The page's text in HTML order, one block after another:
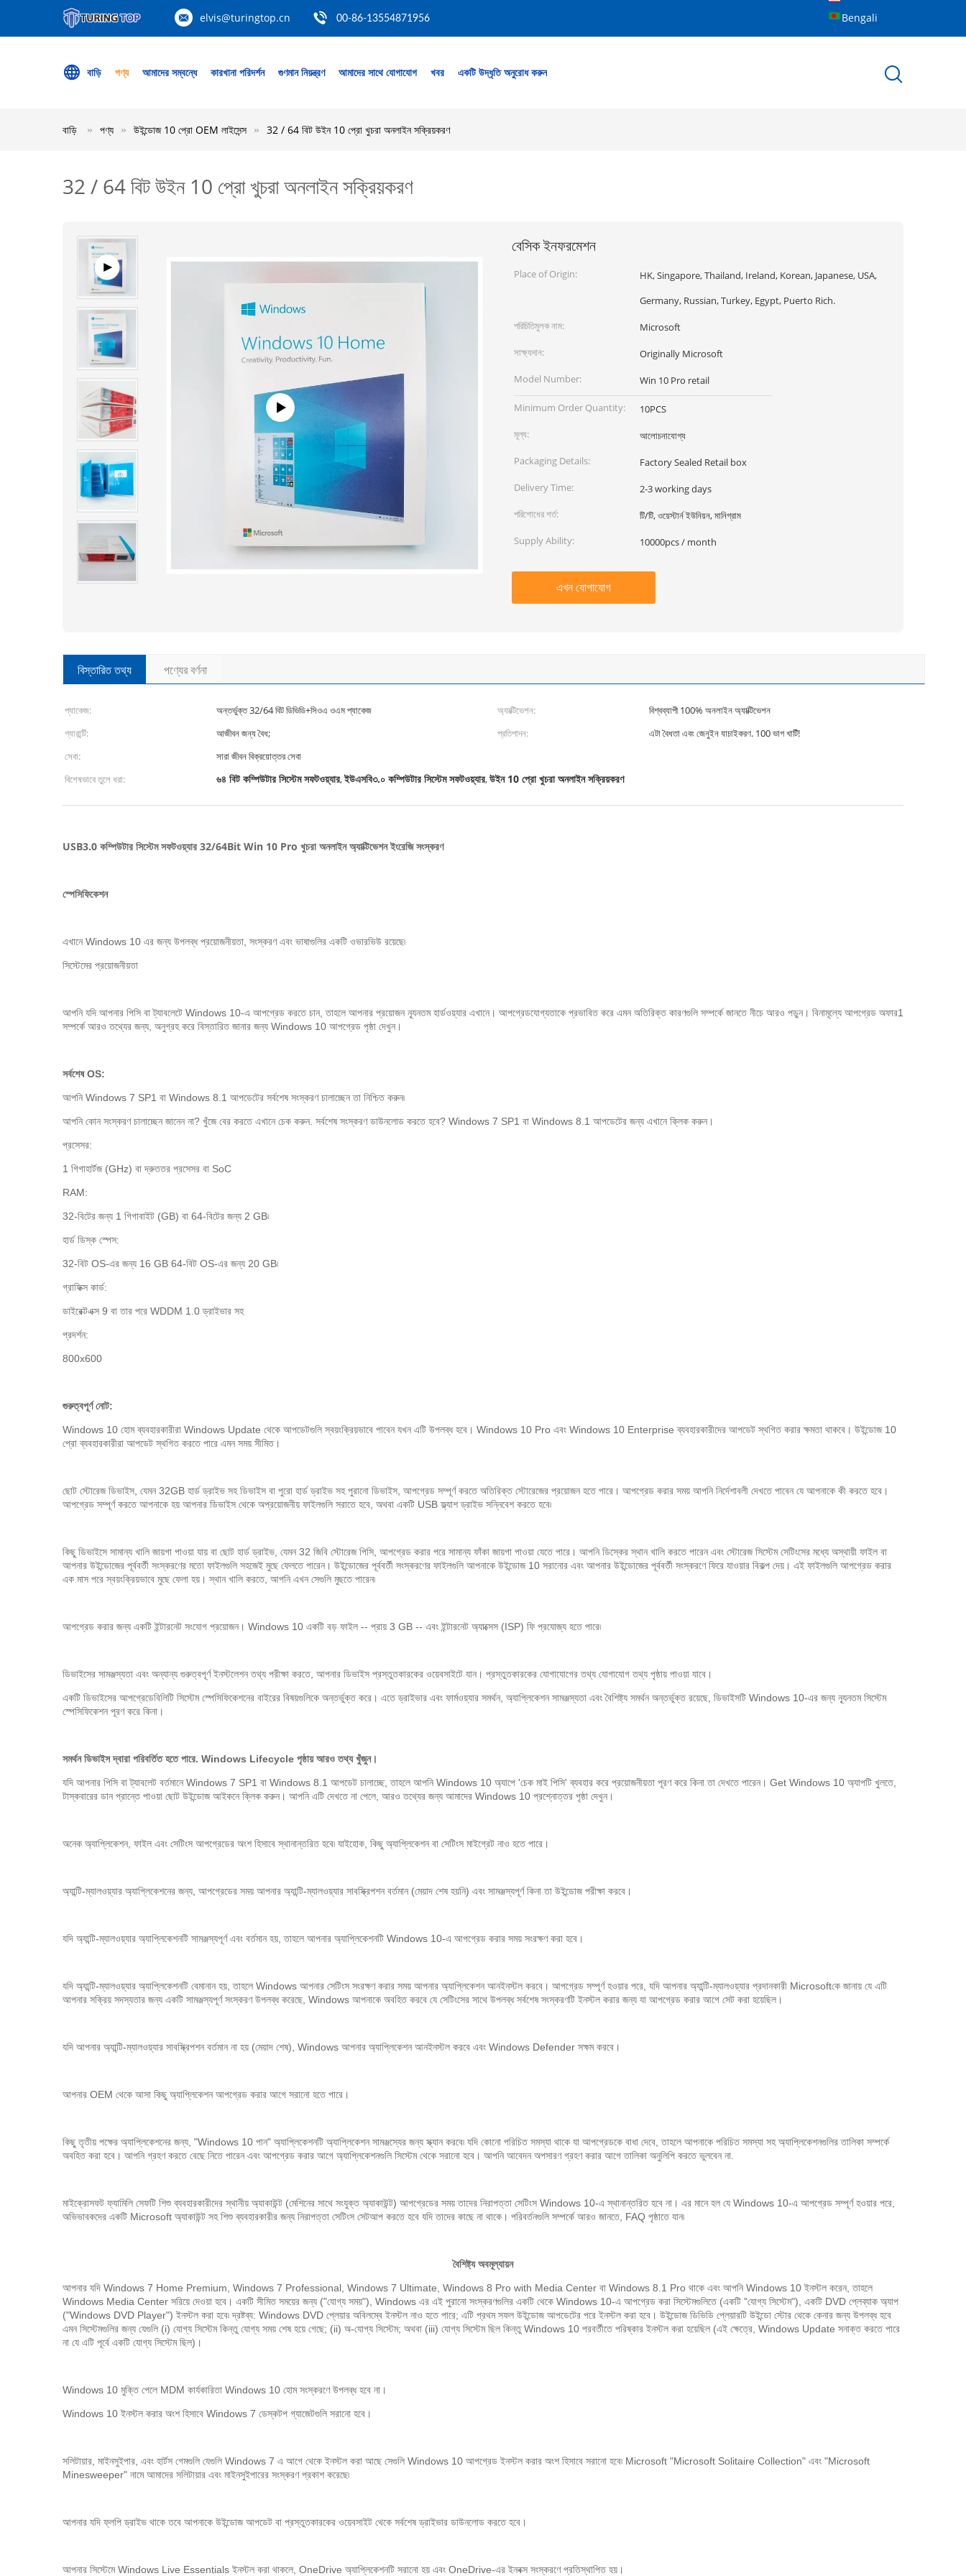
elvis@turingtop.cn 00-86-13554871956 Bengali
বাড়ি পণ্য আমাদের সম্বন্ধে কারখানা পরিদর্শন গুণমান নিয়ন্ত্রণ আমাদের সাথে যোগাযোগ খবর একটি উদ্ধৃতি অনুরোধ করুন
বাড়ি পণ্য উইন্ডোজ 10 প্রো OEM লাইসেন্স 32 / 64 বিট উইন 10 প্রো খুচরা অনলাইন সক্রিয়করণ
32 / 64 বিট উইন 10 প্রো খুচরা অনলাইন সক্রিয়করণ
বেসিক ইনফরমেশন
Place of Origin:
HK, Singapore, Thailand, Ireland, Korean, Japanese, USA,
Germany, Russian, Turkey, Egypt, Puerto Rich.
পরিচিতিমুলক নাম:
Microsoft
সাক্ষ্যদান:
Originally Microsoft
Model Number:
Win 10 Pro retail
Minimum Order Quantity:
10PCS
মূল্য:
আলোচনাযোগ্য
Packaging Details:
Factory Sealed Retail box
Delivery Time:
2-3 working days
পরিশোধের শর্ত:
টি/টি, ওয়েস্টার্ন ইউনিয়ন, মানিগ্রাম
Supply Ability:
10000pcs / month
এখন যোগাযোগ
বিস্তারিত তথ্য পণ্যের বর্ণনা
প্যাকেজ: অন্তর্ভুক্ত 32/64 বিট ডিভিডি+সিওএ ওএম প্যাকেজ অ্যাক্টিভেশন:
বিশ্বব্যাপী 100% অনলাইন অ্যাক্টিভেশন
গ্যারান্টি:
আজীবন জন্য বৈধ; প্রতিপাদন:
এটা বৈধতা এবং জেনুইন যাচাইকরণ. 100 ভাগ খাটিঁ!
সেবা:
সারা জীবন বিক্রয়োত্তর সেবা
বিশেষভাবে তুলে ধরা:
৬৪ বিট কম্পিউটার সিস্টেম সফটওয়্যার,ইউএসবি৩.০ কম্পিউটার সিস্টেম সফটওয়্যার,উইন 10 প্রো খুচরা অনলাইন সক্রিয়করণ
USB3.0 কম্পিউটার সিস্টেম সফটওয়্যার 32/64Bit Win 10 Pro খুচরা অনলাইন অ্যাক্টিভেশন ইংরেজি সংস্করণ
স্পেসিফিকেশন
এখানে Windows 10 এর জন্য উপলব্ধ প্রয়োজনীয়তা, সংস্করণ এবং ভাষাগুলির একটি ওভারভিউ রয়েছে৷
সিস্টেমের প্রয়োজনীয়তা
আপনি যদি আপনার পিসি বা ট্যাবলেটে Windows 10-এ আপগ্রেড করতে চান, তাহলে আপনার প্রয়োজন ন্যূনতম হার্ডওয়্যার এখানে। আপগ্রেডযোগ্যতাকে প্রভাবিত করে এমন অতিরিক্ত কারণগুলি সম্পর্কে জানতে নীচে আরও পড়ুন। বিনামূল্যে আপগ্রেড অফার1
সম্পর্কে আরও তথ্যের জন্য, অনুগ্রহ করে বিস্তারিত জানার জন্য Windows 10 আপগ্রেড পৃষ্ঠা দেখুন।
সর্বশেষ OS:
আপনি Windows 7 SP1 বা Windows 8.1 আপডেটের সর্বশেষ সংস্করণ চালাচ্ছেন তা নিশ্চিত করুন৷
আপনি কোন সংস্করণ চালাচ্ছেন জানেন না? খুঁজে বের করতে এখানে চেক করুন. সর্বশেষ সংস্করণ ডাউনলোড করতে হবে? Windows 7 SP1 বা Windows 8.1 আপডেটের জন্য এখানে ক্লিক করুন।
প্রসেসর:
1 গিগাহার্টজ (GHz) বা দ্রুততর প্রসেসর বা SoC
RAM:
32-বিটের জন্য 1 গিগাবাইট (GB) বা 64-বিটের জন্য 2 GB৷
হার্ড ডিস্ক স্পেস:
32-বিট OS-এর জন্য 16 GB 64-বিট OS-এর জন্য 20 GB৷
গ্রাফিক্স কার্ড:
ডাইরেক্টএক্স 9 বা তার পরে WDDM 1.0 ড্রাইভার সহ
প্রদর্শন:
800x600
গুরুত্বপূর্ণ নোট:
Windows 10 হোম ব্যবহারকারীরা Windows Update থেকে আপডেটগুলি স্বয়ংক্রিয়ভাবে পাবেন যখন এটি উপলব্ধ হবে। Windows 10 Pro এবং Windows 10 Enterprise ব্যবহারকারীদের আপডেট স্থগিত করার ক্ষমতা থাকবে। উইন্ডোজ 10
প্রো ব্যবহারকারীরা আপডেট স্থগিত করতে পারে এমন সময় সীমিত।
ছোট স্টোরেজ ডিভাইস, যেমন 32GB হার্ড ড্রাইভ সহ ডিভাইস বা পুরো হার্ড ড্রাইভ সহ পুরানো ডিভাইস, আপগ্রেড সম্পূর্ণ করতে অতিরিক্ত স্টোরেজের প্রয়োজন হতে পারে। আপগ্রেড করার সময় আপনি নির্দেশাবলী দেখতে পাবেন যে আপনাকে কী করতে হবে।
আপগ্রেড সম্পূর্ণ করতে আপনাকে হয় আপনার ডিভাইস থেকে অপ্রয়োজনীয় ফাইলগুলি সরাতে হবে, অথবা একটি USB ফ্ল্যাশ ড্রাইভ সন্নিবেশ করতে হবে৷
কিছু ডিভাইসে সামান্য খালি জায়গা পাওয়া যায় বা ছোট হার্ড ড্রাইভ, যেমন 32 জিবি স্টোরেজ পিসি, আপগ্রেড করার পরে সামান্য ফাঁকা জায়গা পাওয়া যেতে পারে। আপনি ডিস্কের স্থান খালি করতে পারেন এবং স্টোরেজ সিস্টেম সেটিংসের মধ্যে অস্থায়ী ফাইল বা
আপনার উইন্ডোজের পূর্ববর্তী সংস্করণের মতো ফাইলগুলি সহজেই মুছে ফেলতে পারেন। উইন্ডোজের পূর্ববর্তী সংস্করণের ফাইলগুলি আপনাকে উইন্ডোজ 10 সরানোর এবং আপনার উইন্ডোজের পূর্ববর্তী সংস্করণে ফিরে যাওয়ার বিকল্প দেয়। এই ফাইলগুলি আপগ্রেড করার
এক মাস পরে স্বয়ংক্রিয়ভাবে মুছে ফেলা হয়। স্থান খালি করতে, আপনি এখন সেগুলি মুছতে পারেন৷
আপগ্রেড করার জন্য একটি ইন্টারনেট সংযোগ প্রয়োজন। Windows 10 একটি বড় ফাইল -- প্রায় 3 GB -- এবং ইন্টারনেট অ্যাক্সেস (ISP) ফি প্রযোজ্য হতে পারে৷
ডিভাইসের সামঞ্জস্যতা এবং অন্যান্য গুরুত্বপূর্ণ ইনস্টলেশন তথ্য পরীক্ষা করতে, আপনার ডিভাইস প্রস্তুতকারকের ওয়েবসাইটে যান। প্রস্তুতকারকের যোগাযোগের তথ্য যোগাযোগ তথ্য পৃষ্ঠায় পাওয়া যাবে।
একটি ডিভাইসের আপগ্রেডেবিলিটি সিস্টেম স্পেসিফিকেশনের বাইরের বিষয়গুলিকে অন্তর্ভুক্ত করে। এতে ড্রাইভার এবং ফার্মওয়্যার সমর্থন, অ্যাপ্লিকেশন সামঞ্জস্যতা এবং বৈশিষ্ট্য সমর্থন অন্তর্ভুক্ত রয়েছে, ডিভাইসটি Windows 10-এর জন্য ন্যূনতম সিস্টেম
স্পেসিফিকেশন পূরণ করে কিনা।
সমর্থন ডিভাইস দ্বারা পরিবর্তিত হতে পারে. Windows Lifecycle পৃষ্ঠায় আরও তথ্য খুঁজুন।
যদি আপনার পিসি বা ট্যাবলেট বর্তমানে Windows 7 SP1 বা Windows 8.1 আপডেট চালাচ্ছে, তাহলে আপনি Windows 10 অ্যাপে 'চেক মাই পিসি' ব্যবহার করে প্রয়োজনীয়তা পূরণ করে কিনা তা দেখতে পারেন। Get Windows 10 অ্যাপটি খুলতে,
টাস্কবারের ডান প্রান্তে পাওয়া ছোট উইন্ডোজ আইকনে ক্লিক করুন। আপনি এটি দেখতে না পেলে, আরও তথ্যের জন্য আমাদের Windows 10 প্রশ্নোত্তর পৃষ্ঠা দেখুন।
অনেক অ্যাপ্লিকেশন, ফাইল এবং সেটিংস আপগ্রেডের অংশ হিসাবে স্থানান্তরিত হবে৷ যাইহোক, কিছু অ্যাপ্লিকেশন বা সেটিংস মাইগ্রেট নাও হতে পারে।
অ্যান্টি-ম্যালওয়্যার অ্যাপ্লিকেশনের জন্য, আপগ্রেডের সময় আপনার অ্যান্টি-ম্যালওয়্যার সাবস্ক্রিপশন বর্তমান (মেয়াদ শেষ হয়নি) এবং সামঞ্জস্যপূর্ণ কিনা তা উইন্ডোজ পরীক্ষা করবে।
যদি অ্যান্টি-ম্যালওয়্যার অ্যাপ্লিকেশনটি সামঞ্জস্যপূর্ণ এবং বর্তমান হয়, তাহলে আপনার অ্যাপ্লিকেশনটি Windows 10-এ আপগ্রেড করার সময় সংরক্ষণ করা হবে।
যদি অ্যান্টি-ম্যালওয়্যার অ্যাপ্লিকেশনটি বেমানান হয়, তাহলে Windows আপনার সেটিংস সংরক্ষণ করার সময় আপনার অ্যাপ্লিকেশন আনইনস্টল করবে। আপগ্রেড সম্পূর্ণ হওয়ার পরে, যদি আপনার অ্যান্টি-ম্যালওয়্যার প্রদানকারী Microsoftকে জানায় যে এটি
আপনার সক্রিয় সদস্যতার জন্য একটি সামঞ্জস্যপূর্ণ সংস্করণ উপলব্ধ করেছে, Windows আপনাকে অবহিত করবে যে সেটিংসের সাথে উপলব্ধ সর্বশেষ সংস্করণটি ইনস্টল করার জন্য যা আপগ্রেড করার আগে সেট করা হয়েছিল।
যদি আপনার অ্যান্টি-ম্যালওয়্যার সাবস্ক্রিপশন বর্তমান না হয় (মেয়াদ শেষ), Windows আপনার অ্যাপ্লিকেশন আনইনস্টল করবে এবং Windows Defender সক্ষম করবে।
আপনার OEM থেকে আসা কিছু অ্যাপ্লিকেশন আপগ্রেড করার আগে সরানো হতে পারে।
কিছু তৃতীয় পক্ষের অ্যাপ্লিকেশনের জন্য, "Windows 10 পান" অ্যাপ্লিকেশনটি অ্যাপ্লিকেশন সামঞ্জস্যের জন্য স্ক্যান করবে৷ যদি কোনো পরিচিত সমস্যা থাকে যা আপগ্রেডকে বাধা দেবে, তাহলে আপনাকে পরিচিত সমস্যা সহ অ্যাপ্লিকেশনগুলির তালিকা সম্পর্কে
অবহিত করা হবে। আপনি গ্রহণ করতে বেছে নিতে পারেন এবং আপগ্রেড করার আগে অ্যাপ্লিকেশনগুলি সিস্টেম থেকে সরানো হবে। আপনি আবেদন অপসারণ গ্রহণ করার আগে তালিকা অনুলিপি করতে ভুলবেন না.
মাইক্রোসফট ফ্যামিলি সেফটি শিশু ব্যবহারকারীদের স্থানীয় অ্যাকাউন্ট (মেশিনের সাথে সংযুক্ত অ্যাকাউন্ট) আপগ্রেডের সময় তাদের নিরাপত্তা সেটিংস Windows 10-এ স্থানান্তরিত হবে না। এর মানে হল যে Windows 10-এ আপগ্রেড সম্পূর্ণ হওয়ার পরে,
অভিভাবকদের একটি Microsoft অ্যাকাউন্ট সহ শিশু ব্যবহারকারীর জন্য নিরাপত্তা সেটিংস সেটআপ করতে হবে যদি তাদের কাছে না থাকে। পরিবর্তনগুলি সম্পর্কে আরও জানতে, FAQ পৃষ্ঠাতে যান৷
বৈশিষ্ট্য অবমূল্যায়ন
আপনার যদি Windows 7 Home Premium, Windows 7 Professional, Windows 7 Ultimate, Windows 8 Pro with Media Center বা Windows 8.1 Pro থাকে এবং আপনি Windows 10 ইনস্টল করেন, তাহলে
Windows Media Center সরিয়ে দেওয়া হবে। একটি সীমিত সময়ের জন্য ("যোগ্য সময়"), Windows এর এই পুরানো সংস্করণগুলির একটি থেকে Windows 10-এ আপগ্রেড করা সিস্টেমগুলিতে (একটি "যোগ্য সিস্টেম"), একটি DVD প্লেব্যাক অ্যাপ
("Windows DVD Player") ইনস্টল করা হবে৷ দ্রষ্টব্য: Windows DVD প্লেয়ার অবিলম্বে ইনস্টল নাও হতে পারে; এটি প্রথম সফল উইন্ডোজ আপডেটের পরে ইনস্টল করা হবে। উইন্ডোজ ডিভিডি প্লেয়ারটি উইন্ডো স্টোর থেকে কেনার জন্য উপলব্ধ হবে
এমন সিস্টেমগুলির জন্য যেগুলি (i) যোগ্য সিস্টেম কিন্তু যোগ্য সময় শেষ হয়ে গেছে; (ii) অ-যোগ্য সিস্টেম; অথবা (iii) যোগ্য সিস্টেম ছিল কিন্তু Windows 10 পরবর্তীতে পরিষ্কার ইনস্টল করা হয়েছিল (এই ক্ষেত্রে, Windows Update সনাক্ত করতে পারে
না যে এটি পূর্বে একটি যোগ্য সিস্টেম ছিল)।
Windows 10 মুক্তি পেলে MDM কার্যকারিতা Windows 10 হোম সংস্করণে উপলব্ধ হবে না।
Windows 10 ইনস্টল করার অংশ হিসাবে Windows 7 ডেস্কটপ গ্যাজেটগুলি সরানো হবে।
সলিটায়ার, মাইনসুইপার, এবং হার্টস গেমগুলি যেগুলি Windows 7 এ আগে থেকে ইনস্টল করা আছে সেগুলি Windows 10 আপগ্রেড ইনস্টল করার অংশ হিসাবে সরানো হবে৷ Microsoft "Microsoft Solitaire Collection" এবং "Microsoft
Minesweeper" নামে আমাদের সলিটায়ার এবং মাইনসুইপারের সংস্করণ প্রকাশ করেছে৷
আপনার যদি ফ্লপি ড্রাইভ থাকে তবে আপনাকে উইন্ডোজ আপডেট বা প্রস্তুতকারকের ওয়েবসাইট থেকে সর্বশেষ ড্রাইভার ডাউনলোড করতে হবে।
আপনার সিস্টেমে Windows Live Essentials ইনস্টল করা থাকলে, OneDrive অ্যাপ্লিকেশনটি সরানো হয় এবং OneDrive-এর ইনবক্স সংস্করণে প্রতিস্থাপিত হয়।